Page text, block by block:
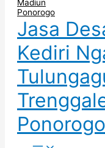
Jasa
Kediri
Ponorogo
Terbaru